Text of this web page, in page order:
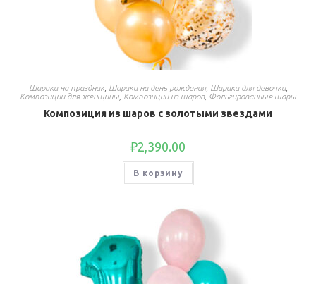
Шарики на праздник, Шарики на день рождения, Шарики для девочки,
Композиции для женщины Композиции из шаров, Фольгированные шары
Композиция из шаров с золотыми звездами
₽2,390.00
В корзину